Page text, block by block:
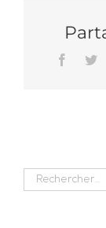
Rechercher: